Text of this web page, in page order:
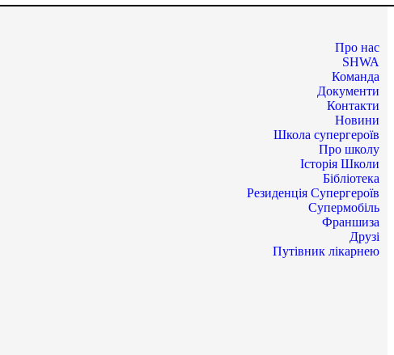
Про нас
SHWA
Команда
Документи
Контакти
Новини
Школа супергероїв
Про школу
Історія Школи
Бібліотека
Резиденція Супергероїв
Супермобіль
Франшиза
Друзі
Путівник лікарнею